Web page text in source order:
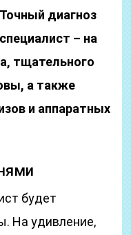
Точный диагноз
– на
тщательного
а также
и аппаратных
будет
На удивление,